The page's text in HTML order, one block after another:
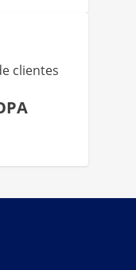
clientes